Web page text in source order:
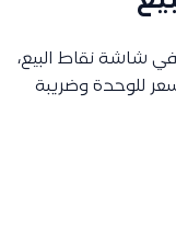
في شاشة نقاط البيع،
للوحدة وضريبة